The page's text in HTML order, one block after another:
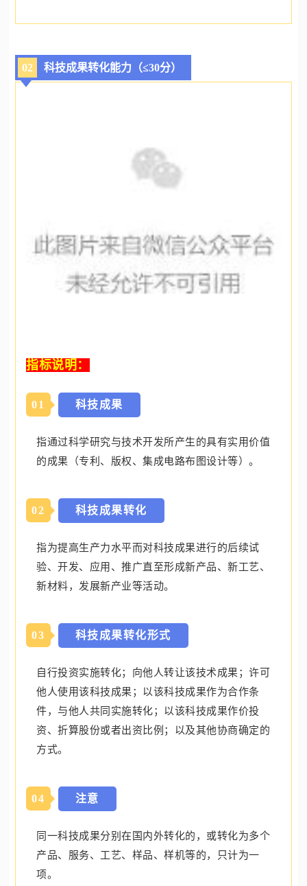
02 科技成果转化能力（≤30分）
指标说明：
01 科技成果
指通过科学研究与技术开发所产生的具有实用价值
的成果（专利、版权、集成电路布图设计等）。
02 科技成果转化
指为提高生产力水平而对科技成果进行的后续试
验、开发、应用、推广直至形成新产品、新工艺、
新材料，发展新产业等活动。
03 科技成果转化形式
自行投资实施转化；向他人转让该技术成果；许可
他人使用该科技成果；以该科技成果作为合作条
件，与他人共同实施转化；以该科技成果作价投
资、折算股份或者出资比例；以及其他协商确定的
方式。
04 注意
同一科技成果分别在国内外转化的，或转化为多个
产品、服务、工艺、样品、样机等的，只计为一
项。